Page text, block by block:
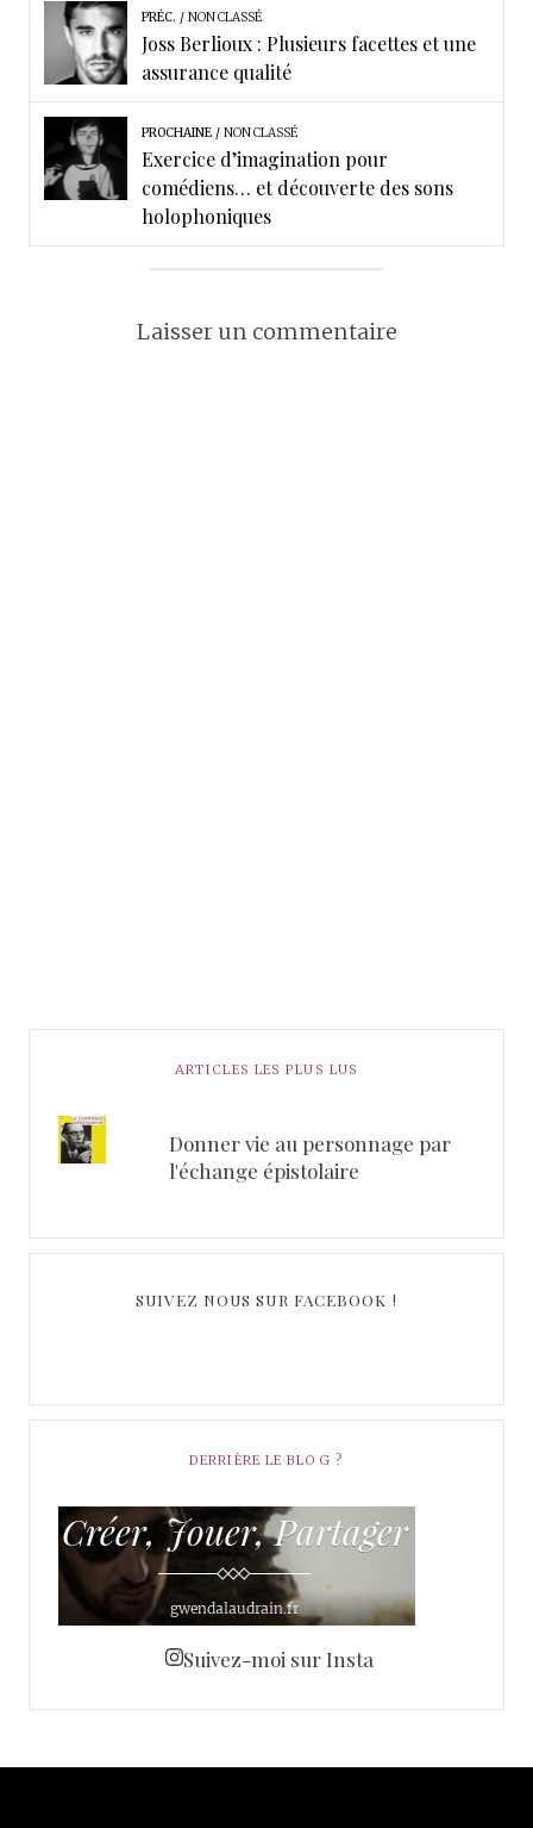
k
n
PRÉC. NON CLASSÉ
Joss Berlioux : Plusieurs facettes et une
assurance qualité
PROCHAINE NON CLASSÉ
Exercice d’imagination pour
comédiens… et découverte des sons
holophoniques
Laisser un commentaire
ARTICLES LES PLUS LUS
Donner vie au personnage par
l'échange épistolaire
SUIVEZ NOUS SUR FACEBOOK !
DERRIÈRE LE BLOG ?
Suivez-moi sur Insta